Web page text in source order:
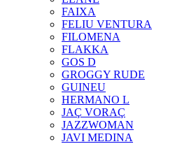
FAIXA
FELIU VENTURA
FILOMENA
FLAKKA
GOS D
GROGGY RUDE
GUINEU
HERMANO L
JAÇ VORAÇ
JAZZWOMAN
JAVI MEDINA